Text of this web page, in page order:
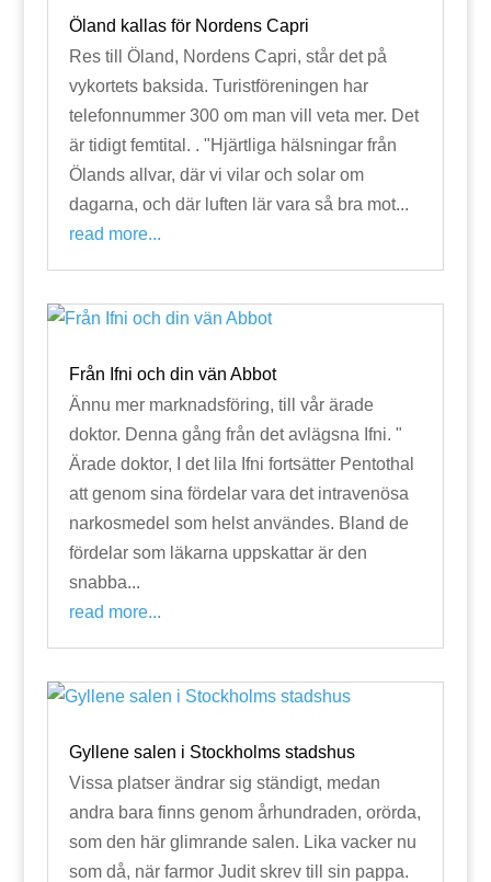
Öland kallas för Nordens Capri
Res till Öland, Nordens Capri, står det på
vykortets baksida. Turistföreningen har
telefonnummer 300 om man vill veta mer. Det
är tidigt femtital. . "Hjärtliga hälsningar från
Ölands allvar, där vi vilar och solar om
dagarna, och där luften lär vara så bra mot...
read more...
Från Ifni och din vän Abbot
Ännu mer marknadsföring, till vår ärade
doktor. Denna gång från det avlägsna Ifni. "
Ärade doktor, I det lila Ifni fortsätter Pentothal
att genom sina fördelar vara det intravenösa
narkosmedel som helst användes. Bland de
fördelar som läkarna uppskattar är den
snabba...
read more...
Gyllene salen i Stockholms stadshus
Vissa platser ändrar sig ständigt, medan
andra bara finns genom århundraden, orörda,
som den här glimrande salen. Lika vacker nu
som då, när farmor Judit skrev till sin pappa.